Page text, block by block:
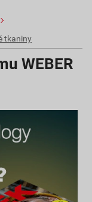
tkaniny
WEBER